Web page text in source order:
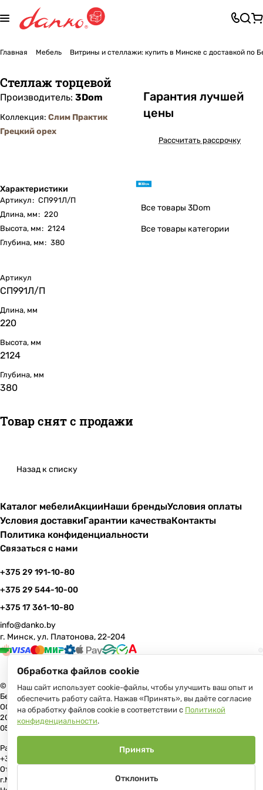
Главная Мебель Витрины и стеллажи: купить в Минске с доставкой по
Стеллаж торцевой
Производитель: 3Dom
Коллекция: Слим Практик
Грецкий орех
Характеристики
Артикул: СП991Л/П
Длина, мм: 220
Высота, мм: 2124
Глубина, мм: 380
Гарантия лучшей
цены
Рассчитать рассрочку
Все товары 3Dom
Все товары категории
Артикул
СП991Л/П
Длина, мм
220
Высота, мм
2124
Глубина, мм
380
Товар снят с продажи
Назад к списку
Каталог мебелиАкцииНаши брендыУсловия оплаты
Условия доставкиГарантии качестваКонтакты
Политика конфиденциальности
Связаться с нами
+375 29 191-10-80
+375 29 544-10-00
+375 17 361-10-80
info@danko.by
г. Минск, ул. Платонова, 22-204
© 2026 Данко Бай: качественная мебель с оперативной доставкой по
Беларуси
ООО «Гранд Парк», юр.адрес: 220005, Минск, ул. Платонова, 22, пом.
204 В торговом реестре с 17 июля 2013 г. Регистрация №191081534,
05.11.2008, Мингорисполком.
Рассмотрение обращений потребителей, телефон +375 (17) 361-10-80,
+375 (29) 191-10-80, +375 (29) 544-10-00, e-mail: info@danko.by
Отдел торговли и услуг Администрации Первомайского района
г.Минска: тел. +375(17)215-14-65, Начальник отдела: Жакович Юлия
Обработка файлов cookie
Наш сайт использует cookie-файлы, чтобы улучшить ваш опыт и
обеспечить работу сайта. Нажав «Принять», вы даёте согласие
на обработку файлов cookie в соответствии с Политикой
конфиденциальности.
Отклонить
Принять